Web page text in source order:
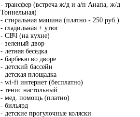
- трансфер (встреча ж/д и а/п Анапа, ж/д
Тоннельная)
- стиральная машина (платно - 250 руб.)
- гладильная + утюг
- СВЧ (на кухне)
- зеленый двор
- летняя беседка
- барбекю во дворе
- детский бассейн
- детская площадка
- wi-fi интернет (бесплатно)
- тенис настольный
- мед. помощь (платно)
- бильярд
- детские прогулочные коляски